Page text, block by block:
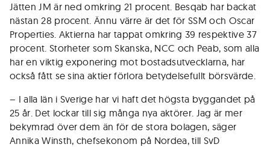
Jätten JM är ned omkring 21 procent. Besqab har backat
nästan 28 procent. Ännu värre är det för SSM och Oscar
Properties. Aktierna har tappat omkring 39 respektive 37
procent. Storheter som Skanska, NCC och Peab, som alla
har en viktig exponering mot bostadsutvecklarna, har
också fått se sina aktier förlora betydelsefullt börsvärde.
– I alla län i Sverige har vi haft det högsta byggandet på
25 år. Det lockar till sig många nya aktörer. Jag är mer
bekymrad över dem än för de stora bolagen, säger
Annika Winsth, chefsekonom på Nordea, till SvD